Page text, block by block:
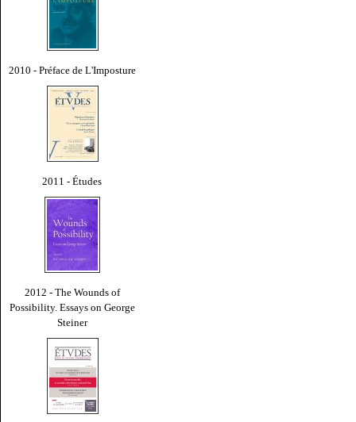
2010 - Préface de L'Imposture
2011 - Études
2012 - The Wounds of
Possibility. Essays on George
Steiner